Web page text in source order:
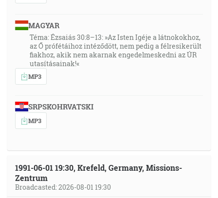
MAGYAR
Téma: Ézsaiás 30:8–13: »Az Isten Igéje a látnokokhoz,
az Ő prófétáihoz intéződött, nem pedig a félresikerült
fiakhoz, akik nem akarnak engedelmeskedni az ÚR
utasításainak!«
MP3
SRPSKOHRVATSKI
MP3
1991-06-01 19:30, Krefeld, Germany, Missions-
Zentrum
Broadcasted: 2026-08-01 19:30